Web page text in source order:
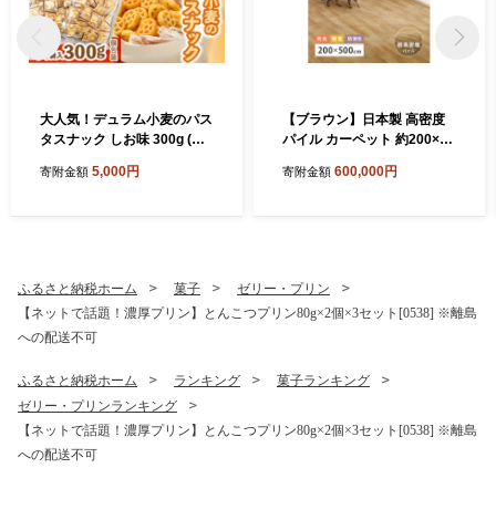
大人気！デュラム小麦のパス
タスナック しお味 300g (約5
個包装 パスタ スナック 塩味
寄附金額 5,000円
【ブラウン】日本製 高密度
パイル カーペット 約200×50
0044017
寄附金額 600,000円
ふるさと納税ホーム 菓子
ゼリー・プリン
【ネットで話題！濃厚プリン】とんこつプリン80g×2個×3セット[0538] ※離島
への配送不可
ふるさと納税ホーム ランキング
菓子ランキング
ゼリー・プリンランキング
【ネットで話題！濃厚プリン】とんこつプリン80g×2個×3セット[0538] ※離島
への配送不可